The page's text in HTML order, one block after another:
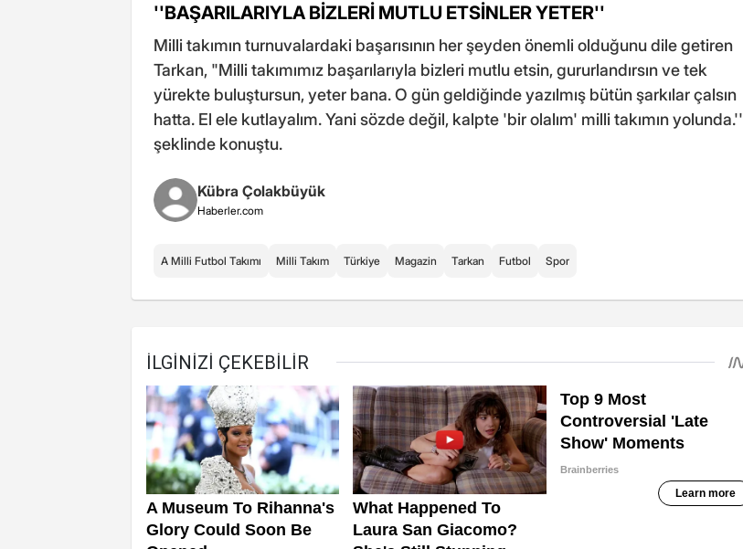
''BAŞARILARIYLA BİZLERİ MUTLU ETSİNLER YETER''
Milli takımın turnuvalardaki başarısının her şeyden önemli olduğunu dile getiren
Tarkan, "Milli takımımız başarılarıyla bizleri mutlu etsin, gururlandırsın ve tek
yürekte buluştursun, yeter bana. O gün geldiğinde yazılmış bütün şarkılar çalsın
hatta. El ele kutlayalım. Yani sözde değil, kalpte 'bir olalım' milli takımın yolunda.''
şeklinde konuştu.
Kübra Çolakbüyük
Haberler.com
A Milli Futbol Takımı Milli Takım Türkiye Magazin Tarkan Futbol Spor